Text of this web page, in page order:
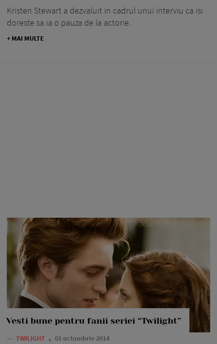
Kristen Stewart a dezvaluit in cadrul unui interviu ca isi
doreste sa ia o pauza de la actorie.
+ MAI MULTE
Vesti bune pentru fanii seriei “Twilight”
— TWILIGHT 01 octombrie 2014